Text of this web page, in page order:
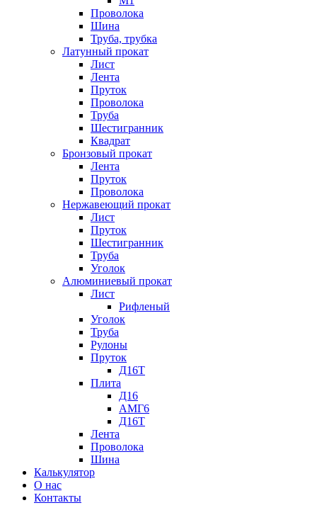
Проволока
Шина
Труба, трубка
Латунный прокат
Лист
Лента
Пруток
Проволока
Труба
Шестигранник
Квадрат
Бронзовый прокат
Лента
Пруток
Проволока
Нержавеющий прокат
Лист
Пруток
Шестигранник
Труба
Уголок
Алюминиевый прокат
Лист
Рифленый
Уголок
Труба
Рулоны
Пруток
Д16Т
Плита
Д16
АМГ6
Д16Т
Лента
Проволока
Шина
Калькулятор
О нас
Контакты